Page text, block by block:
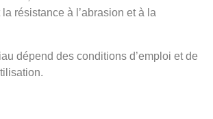
résistance à l’abrasion et à la
dépend des conditions d’emploi et de